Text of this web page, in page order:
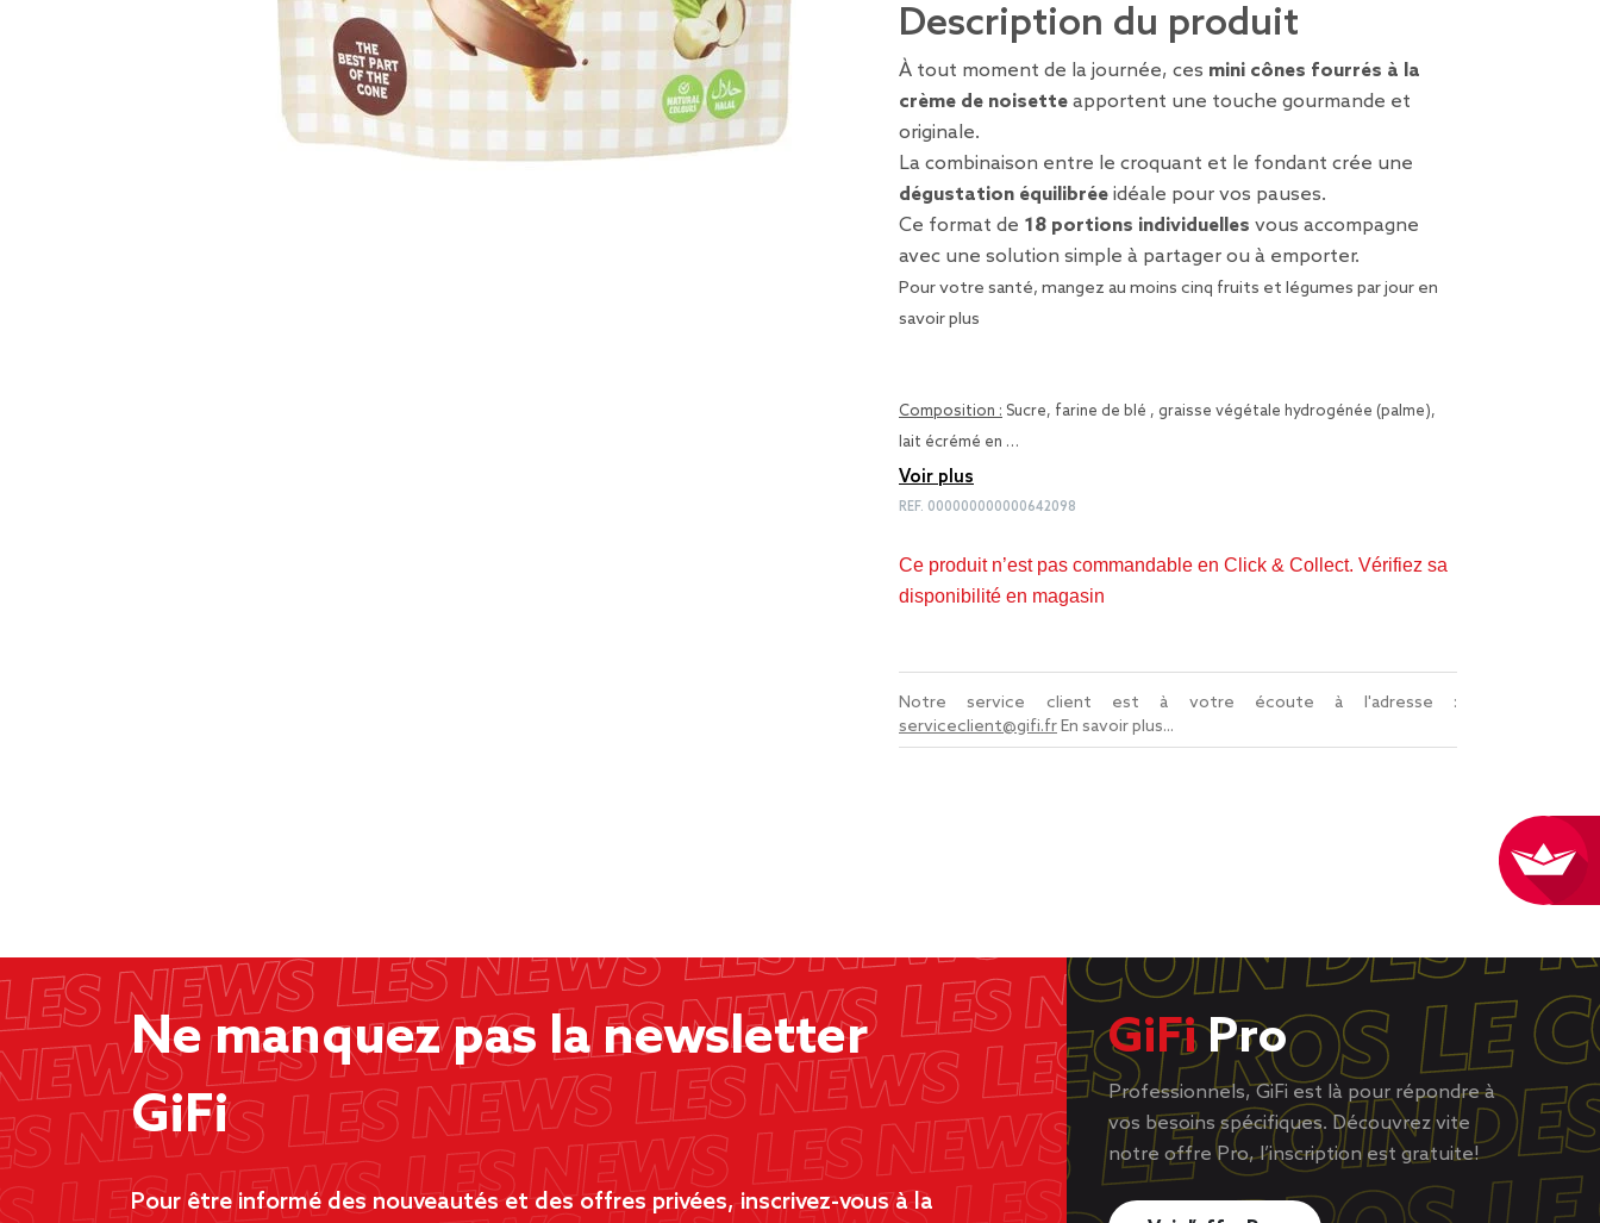
Description du produit
À tout moment de la journée, ces mini cônes fourrés à la
crème de noisette apportent une touche gourmande et
originale.
La combinaison entre le croquant et le fondant crée une
dégustation équilibrée idéale pour vos pauses.
Ce format de 18 portions individuelles vous accompagne
avec une solution simple à partager ou à emporter.
Pour votre santé, mangez au moins cinq fruits et légumes par jour en
savoir plus
Composition : Sucre, farine de blé , graisse végétale hydrogénée (palme),
lait écrémé en …
Voir plus
REF. 000000000000642098
Ce produit n’est pas commandable en Click & Collect. Vérifiez sa
disponibilité en magasin
Notre service client est à votre écoute à l'adresse :
serviceclient@gifi.frEn savoir plus...
Ne manquez pas la newsletter
GiFi
Pour être informé des nouveautés et des offres privées, inscrivez-vous à la
GiFiPro
Professionnels, GiFi est là pour répondre à
vos besoins spécifiques. Découvrez vite
notre offre Pro, l’inscription est gratuite!